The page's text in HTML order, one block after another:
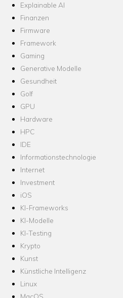
Explainable AI
Finanzen
Firmware
Framework
Gaming
Generative Modelle
Gesundheit
Golf
GPU
Hardware
HPC
IDE
Informationstechnologie
Internet
Investment
iOS
KI-Frameworks
KI-Modelle
KI-Testing
Krypto
Kunst
Künstliche Intelligenz
Linux